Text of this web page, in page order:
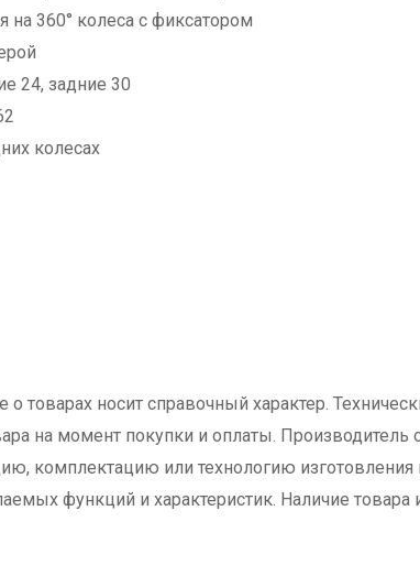
360° колеса с фиксатором
24, задние 30
колесах
товарах носит справочный характер.
на момент покупки и оплаты.
комплектацию или технологию
функций и характеристик. Наличие